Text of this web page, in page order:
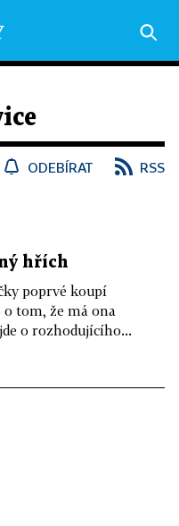
ODEBÍRAT RSS
hřích
poprvé koupí
tom, že má ona
o rozhodujícího...